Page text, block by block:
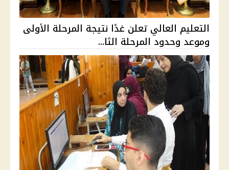
التعليم العالي تعلن غدًا نتيجة المرحلة الأولى
وموعد وحدود المرحلة الثا...